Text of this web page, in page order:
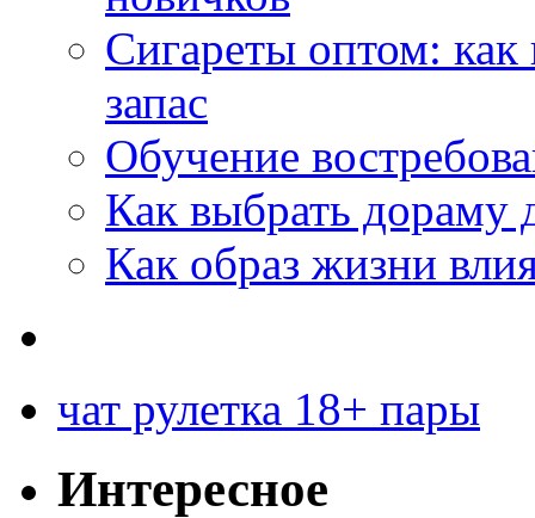
Сигареты оптом:
запас
Обучение
Как выбрать дораму
Как образ жизни
чат рулетка 18+ пары
Интересное